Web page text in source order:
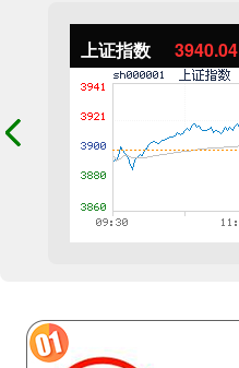
上证指数 3940.04